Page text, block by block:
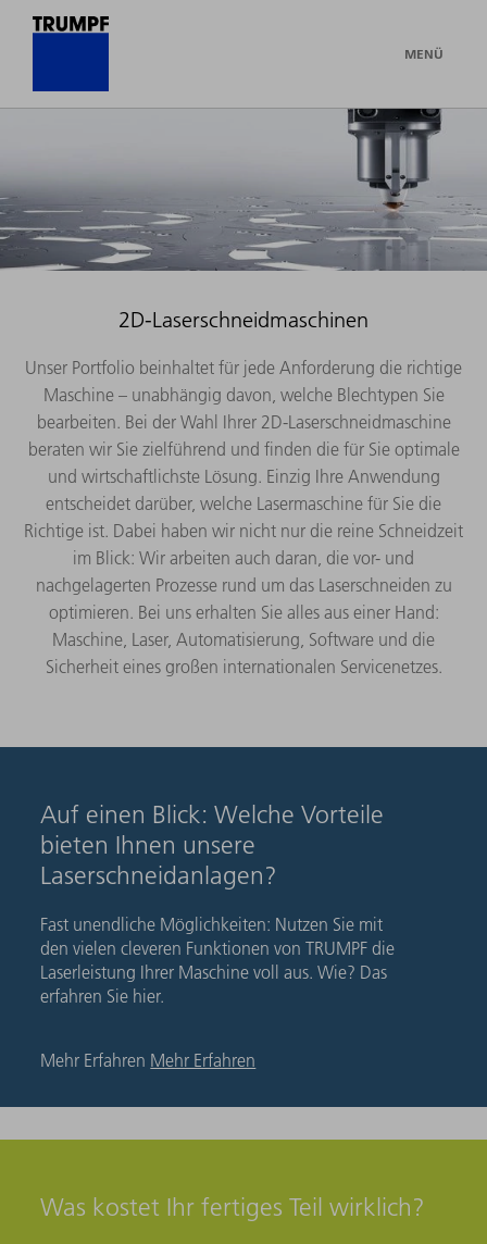
MENÜ
2D-Laserschneidmaschinen
Unser Portfolio beinhaltet für jede Anforderung die richtige
Maschine – unabhängig davon, welche Blechtypen Sie
bearbeiten. Bei der Wahl Ihrer 2D-Laserschneidmaschine
beraten wir Sie zielführend und finden die für Sie optimale
und wirtschaftlichste Lösung. Einzig Ihre Anwendung
entscheidet darüber, welche Lasermaschine für Sie die
Richtige ist. Dabei haben wir nicht nur die reine Schneidzeit
im Blick: Wir arbeiten auch daran, die vor- und
nachgelagerten Prozesse rund um das Laserschneiden zu
optimieren. Bei uns erhalten Sie alles aus einer Hand:
Maschine, Laser, Automatisierung, Software und die
Sicherheit eines großen internationalen Servicenetzes.
Auf einen Blick: Welche Vorteile
bieten Ihnen unsere
Laserschneidanlagen?
Fast unendliche Möglichkeiten: Nutzen Sie mit
den vielen cleveren Funktionen von TRUMPF die
Laserleistung Ihrer Maschine voll aus. Wie? Das
erfahren Sie hier.
Mehr Erfahren Mehr Erfahren
Was kostet Ihr fertiges Teil wirklich?